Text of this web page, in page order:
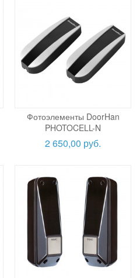
Фотоэлементы DoorHan
PHOTOCELL-N
2 650,00 руб.